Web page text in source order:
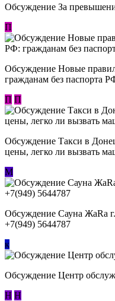
Обсуждение За
П
Обсуждение Новые
гражданам без паспорта
П П
Обсуждение ​Такси в
цены, легко ли вызвать
М
Обсуждение Сауна ЖаRa
+7(949) 5644787
к
Обсуждение Центр
Н Н